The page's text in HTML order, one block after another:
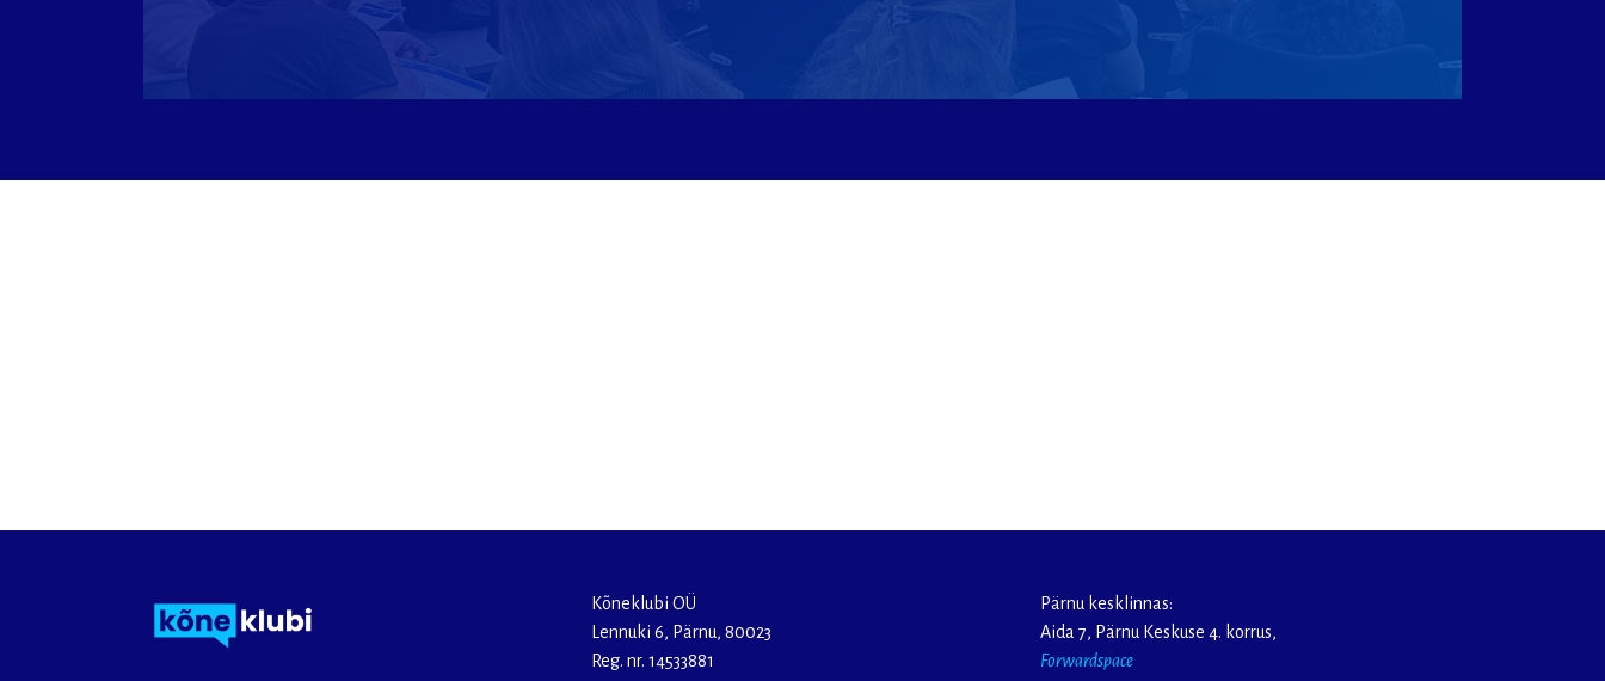
Kõneklubi OÜ
Lennuki 6, Pärnu, 80023
Reg. nr. 14533881
Pärnu kesklinnas:
Aida 7, Pärnu Keskuse 4. korrus,
Forwardspace